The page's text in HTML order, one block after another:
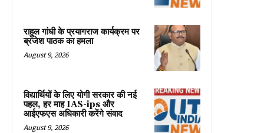
राहुल गांधी के प्रयागराज कार्यक्रम पर
ब्रजेश पाठक का हमला
August 9, 2026
विद्यार्थियों के लिए योगी सरकार की नई
पहल, हर माह IAS-ips और
आईएफएस अधिकारी करेंगे संवाद
August 9, 2026